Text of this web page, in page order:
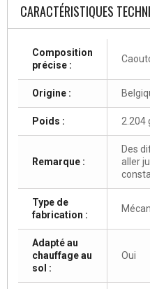
CARACTÉRISTIQUES
Composition
précise :
Origine :
Poids : 2.204
Remarque :
Des
aller
Type de
fabrication :
Adapté au
chauffage au
sol :
Oui